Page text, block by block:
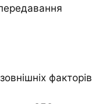
факторів